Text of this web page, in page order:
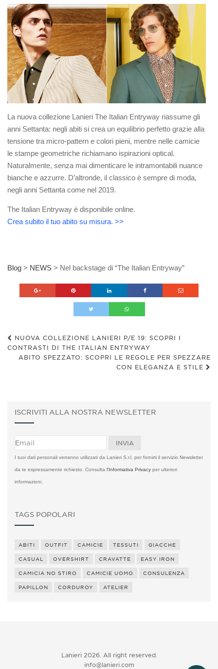
La nuova collezione Lanieri The Italian Entryway riassume gli
anni Settanta: negli abiti si crea un equilibrio perfetto grazie alla
tensione tra micro-pattern e colori pieni, mentre nelle camicie
le stampe geometriche richiamano ispirazioni optical.
Naturalmente, senza mai dimenticare le intramontabili nuance
bianche e azzurre. D’altronde, il classico è sempre di moda,
negli anni Settanta come nel 2019.
The Italian Entryway è disponibile online.
Crea subito il tuo abito su misura. >>
Blog > NEWS > Nel backstage di “The Italian Entryway”
NUOVA COLLEZIONE LANIERI P/E 19: SCOPRI I
CONTRASTI DI THE ITALIAN ENTRYWAY
ABITO SPEZZATO: SCOPRI LE REGOLE PER SPEZZARE
CON ELEGANZA E STILE
ISCRIVITI ALLA NOSTRA NEWSLETTER
I tuoi dati personali verranno utilizzati da Lanieri S.r.l. per fornirti il servizio Newsletter
da te espressamente richiesto. Consulta l'Informativa Privacy per ulteriori
informazioni.
TAGS POPOLARI
ABITI OUTFIT CAMICIE TESSUTI GIACCHE
CASUAL OVERSHIRT CRAVATTE EASY IRON
CAMICIA NO STIRO CAMICIE UOMO CONSULENZA
PAPILLON CORDUROY ATELIER
Lanieri 2026. All right reserved.
info@lanieri.com